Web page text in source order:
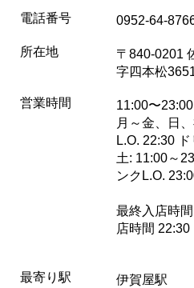
電話番号 0952-64-
所在地
〒840-0201
字四本松
営業時間
11:00〜23:00
月～金、日
L.O. 22:30
土: 11:00～
ンクL.O.
最終入店時
店時間 22:30
最寄り駅
伊賀屋駅